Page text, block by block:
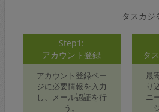
タスカジ
Step1:
アカウント登録
アカウント登録ペー
ジに必要情報を入力
し、メール認証を行
う。
タ
最
り
ニ